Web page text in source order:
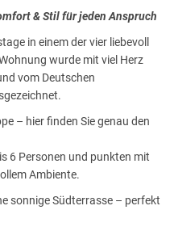
& Stil für jeden Anspruch
in einem der vier liebevoll
wurde mit viel Herz
vom Deutschen
– hier finden Sie genau den
6 Personen und punkten mit
Ambiente.
sonnige Südterrasse – perfekt